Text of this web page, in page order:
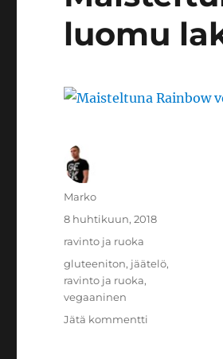
luomu
Kirjoittaja
Marko
Julkaistu
8 huhtikuun, 2018
Kategoriat
ravinto ja ruoka
Avainsanat
gluteeniton, jäätelö,
ravinto ja ruoka,
vegaaninen
Jätä kommentti